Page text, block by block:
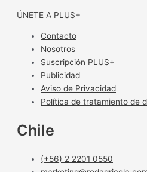
ÚNETE A PLUS+
Contacto
Nosotros
Suscripción PLUS+
Publicidad
Aviso de Privacidad
Política de tratamiento de
Chile
(+56) 2 2201 0550